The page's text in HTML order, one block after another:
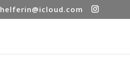
helferin@icloud.com